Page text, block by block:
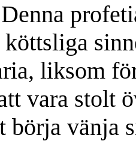
liksom
vara stolt
börja vänja